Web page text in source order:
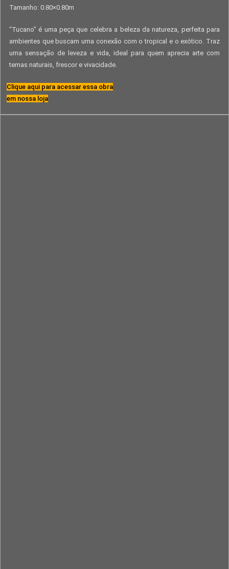
Tamanho: 0.80×0.80m
“Tucano” é uma peça que celebra a beleza da natureza, perfeita para
ambientes que buscam uma conexão com o tropical e o exótico. Traz
uma sensação de leveza e vida, ideal para quem aprecia arte com
temas naturais, frescor e vivacidade.
Clique aqui para acessar essa obra
em nossa loja